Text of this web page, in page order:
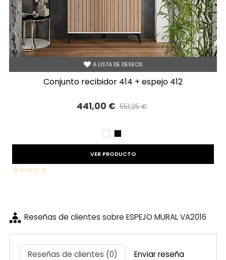
A LISTA DE DESEOS
conjunto recibidor 414 + espejo 412
441,00 € 551,25 €
BLANCO
NEGRO
VER PRODUCTO
Reseñas de clientes sobre ESPEJO MURAL VA2016
Reseñas de clientes (0) Enviar reseña